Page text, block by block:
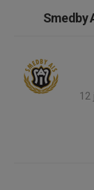
Smedby
12